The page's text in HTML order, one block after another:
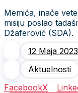
Memića, inače
misiju poslao
Džaferović (SDA).
12 Maja 2023
Aktuelnosti
FacebookX